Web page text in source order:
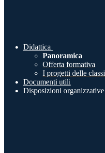
Didattica
Panoramica
Offerta formativa
I progetti delle classi
Documenti utili
Disposizioni organizzative